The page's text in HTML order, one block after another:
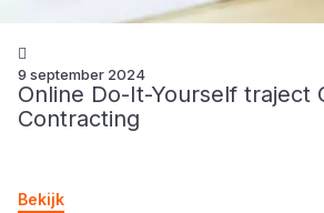
9 september 2024
Online Do-It-Yourself traject
Contracting
Bekijk